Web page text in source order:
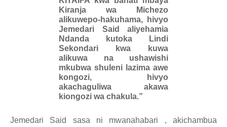
Kiranja wa Michezo
alikuwepo-hakuhama, hivyo
Jemedari Said aliyehamia
Ndanda kutoka Lindi
Sekondari kwa kuwa
alikuwa na ushawishi
mkubwa shuleni lazima awe
kongozi, hivyo
akachaguliwa akawa
kiongozi wa chakula.”
Jemedari Said sasa ni mwanahabari , akichambua